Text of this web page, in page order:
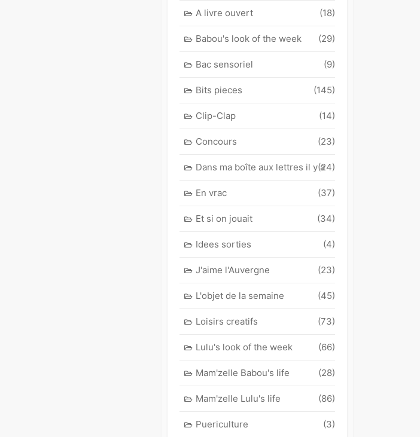
A livre ouvert (18)
Babou's look of the week (29)
Bac sensoriel (9)
Bits pieces (145)
Clip-Clap (14)
Concours (23)
Dans ma boîte aux lettres il y a(24)
En vrac (37)
Et si on jouait (34)
Idees sorties (4)
J'aime l'Auvergne (23)
L'objet de la semaine (45)
Loisirs creatifs (73)
Lulu's look of the week (66)
Mam'zelle Babou's life (28)
Mam'zelle Lulu's life (86)
Puericulture (3)